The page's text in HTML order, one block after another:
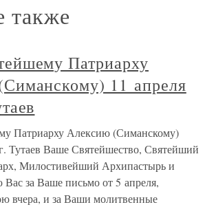
также
Патриарху
11 апреля
Патриарху Алексию (Симанскому)
Тутаев Ваше Святейшество, Святейший
Милостивейший Архипастырь и
за Ваше письмо от 5 апреля,
вчера, и за Ваши молитвенные